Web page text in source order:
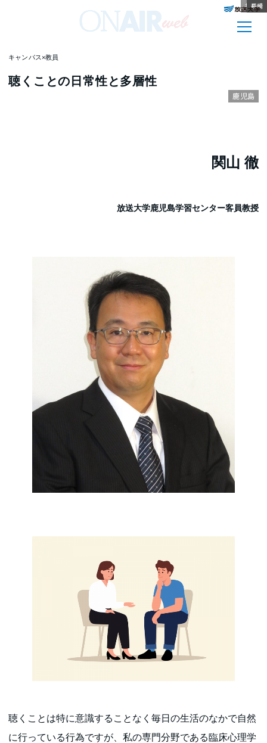
キャンパス×教員
聴くことの日常性と多層性
鹿児島
関山 徹
放送大学鹿児島学習センター客員教授
聴くことは特に意識することなく毎日の生活のなかで自然
に行っている行為ですが、私の専門分野である臨床心理学
沖縄
富山
山梨
神奈川
長崎
青森
山口
沖縄
愛媛
熊本
新潟
長崎